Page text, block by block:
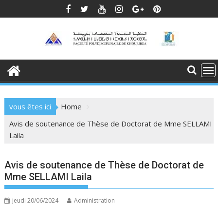
to
vous êtes ici
Home
Avis de soutenance de Thèse de Doctorat de Mme SELLAMI
Laila
Avis de soutenance de Thèse de Doctorat de
Mme SELLAMI Laila
jeudi 20/06/2024 Administration